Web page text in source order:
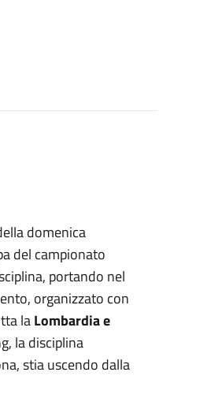
domenica
del campionato
portando nel
organizzato con
laLombardia e
la disciplina
stia uscendo dalla